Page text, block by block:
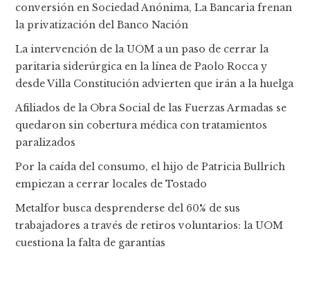
conversión en Sociedad Anónima, La Bancaria frenan
la privatización del Banco Nación
La intervención de la UOM a un paso de cerrar la
paritaria siderúrgica en la línea de Paolo Rocca y
desde Villa Constitución advierten que irán a la huelga
Afiliados de la Obra Social de las Fuerzas Armadas se
quedaron sin cobertura médica con tratamientos
paralizados
Por la caída del consumo, el hijo de Patricia Bullrich
empiezan a cerrar locales de Tostado
Metalfor busca desprenderse del 60% de sus
trabajadores a través de retiros voluntarios: la UOM
cuestiona la falta de garantías